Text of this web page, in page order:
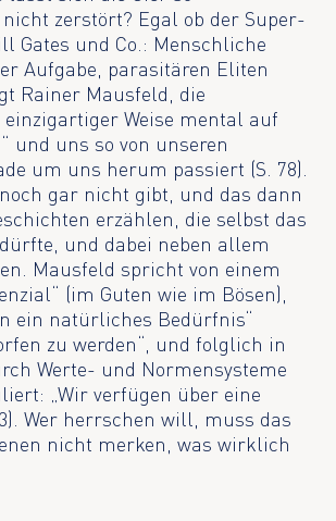
zerstört? Egal ob der Super-
Gates und Co.: Menschliche
Aufgabe, parasitären Eliten
Rainer Mausfeld, die
Weise mental auf
und uns so von unseren
um uns herum passiert (S. 78).
gar nicht gibt, und das dann
erzählen, die selbst das
und dabei neben allem
Mausfeld spricht von einem
(im Guten wie im Bösen),
ein natürliches Bedürfnis“
zu werden“, und folglich in
Werte- und Normensysteme
„Wir verfügen über eine
Wer herrschen will, muss das
nicht merken, was wirklich